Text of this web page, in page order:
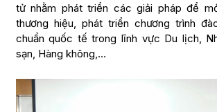
tử nhằm phát triển các giải pháp để
thương hiệu, phát triển chương trình
chuẩn quốc tế trong lĩnh vực Du lịch,
sạn, Hàng không,…